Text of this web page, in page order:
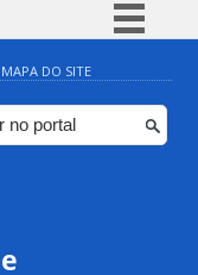
Simplifique!
BR
Participe
MAPA DO SITE